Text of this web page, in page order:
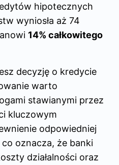
hipotecznych
wyniosła aż 74
14% całkowitego
decyzję o kredycie
warto
stawianymi przez
kluczowym
odpowiedniej
oznacza, że banki
działalności oraz